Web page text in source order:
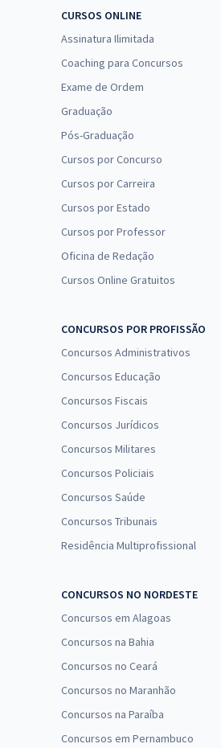
Comprar
CURSOS ONLINE
Assinatura Ilimitada
Coaching para Concursos
Exame de Ordem
Graduação
Pós-Graduação
Cursos por Concurso
Cursos por Carreira
Cursos por Estado
Cursos por Professor
Oficina de Redação
Cursos Online Gratuitos
CONCURSOS POR PROFISSÃO
Concursos Administrativos
Concursos Educação
Concursos Fiscais
Concursos Jurídicos
Concursos Militares
Concursos Policiais
Concursos Saúde
Concursos Tribunais
Residência Multiprofissional
CONCURSOS NO NORDESTE
Concursos em Alagoas
Concursos na Bahia
Concursos no Ceará
Concursos no Maranhão
Concursos na Paraíba
Concursos em Pernambuco